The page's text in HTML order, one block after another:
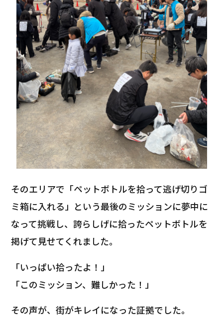
そのエリアで「ペットボトルを拾って逃げ切りゴ
ミ箱に入れる」という最後のミッションに夢中に
なって挑戦し、誇らしげに拾ったペットボトルを
掲げて見せてくれました。
「いっぱい拾ったよ！」
「このミッション、難しかった！」
その声が、街がキレイになった証拠でした。